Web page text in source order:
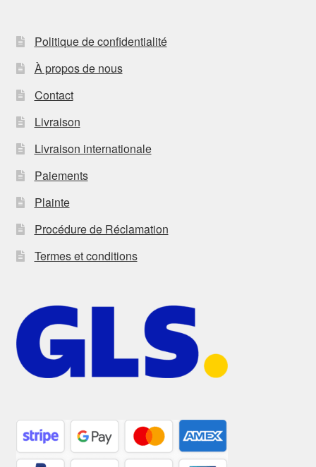
Politique de confidentialité
À propos de nous
Contact
Livraison
Livraison internationale
Paiements
Plainte
Procédure de Réclamation
Termes et conditions